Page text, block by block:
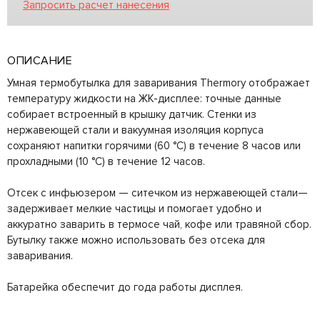
Запросить расчет нанесения
ОПИСАНИЕ
Умная термобутылка для заваривания Thermory отображает
температуру жидкости на ЖК-дисплее: точные данные
собирает встроенный в крышку датчик. Стенки из
нержавеющей стали и вакуумная изоляция корпуса
сохраняют напитки горячими (60 °C) в течение 8 часов или
прохладными (10 °C) в течение 12 часов.
Отсек с инфьюзером — ситечком из нержавеющей стали—
задерживает мелкие частицы и помогает удобно и
аккуратно заварить в термосе чай, кофе или травяной сбор.
Бутылку также можно использовать без отсека для
заваривания.
Батарейка обеспечит до года работы дисплея.